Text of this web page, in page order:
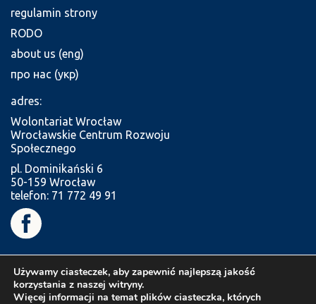
regulamin strony
RODO
about us (eng)
про нас (укр)
adres:
Wolontariat Wrocław
Wrocławskie Centrum Rozwoju
Społecznego
pl. Dominikański 6
50-159 Wrocław
telefon: 71 772 49 91
Używamy ciasteczek, aby zapewnić najlepszą jakość
korzystania z naszej witryny.
Więcej informacji na temat plików ciasteczka, których